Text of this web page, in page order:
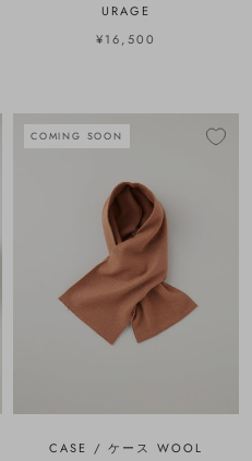
URAGE
¥16,500
COMING SOON
CASE / ケース WOOL